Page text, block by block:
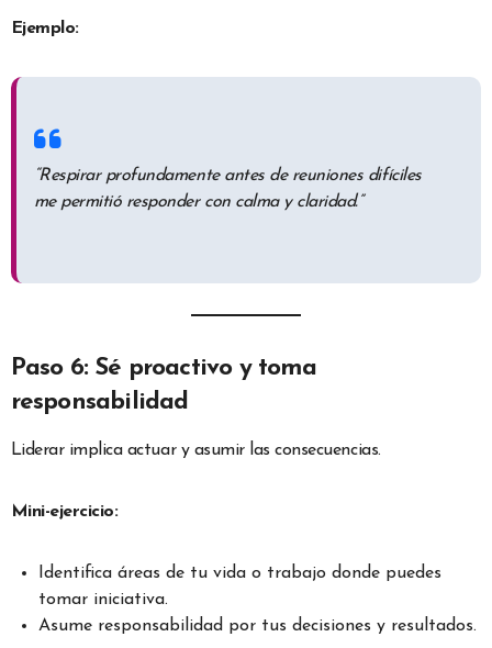
Ejemplo:
“Respirar profundamente antes de reuniones difíciles
me permitió responder con calma y claridad.”
Paso 6: Sé proactivo y toma
responsabilidad
Liderar implica actuar y asumir las consecuencias.
Mini-ejercicio:
Identifica áreas de tu vida o trabajo donde puedes
tomar iniciativa.
Asume responsabilidad por tus decisiones y resultados.